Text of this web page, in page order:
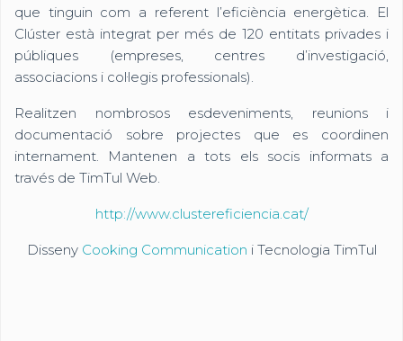
que tinguin com a referent l’eficiència energètica. El
Clúster està integrat per més de 120 entitats privades i
públiques (empreses, centres d’investigació,
associacions i col·legis professionals).
Realitzen nombrosos esdeveniments, reunions i
documentació sobre projectes que es coordinen
internament. Mantenen a tots els socis informats a
través de TimTul Web.
http://www.clustereficiencia.cat/
Disseny Cooking Communication i Tecnologia TimTul